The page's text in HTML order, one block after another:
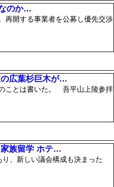
のか…
再開する事業者を公募し優先交渉
の広葉杉巨木が…
ことは書いた。 吾平山上陵参拝
族留学 ホテ…
、新しい議会構成も決まった